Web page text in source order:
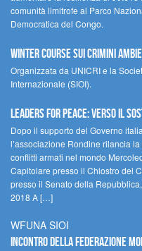
comunità limitrofe al Parco
Democratica del Congo.
Winter Course sui Crimini
Organizzata da UNICRI e la
Internazionale (SIOI).
Leaders for peace: verso il
Dopo il supporto del Governo
l’associazione Rondine rilancia
conflitti armati nel mondo
Capitolare presso il Chiostro del
presso il Senato della
2018 A […]
WFUNA SIOI
Incontro della Federazione